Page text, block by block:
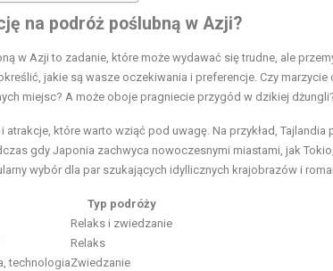
na podróż poślubną w Azji?
w Azji to zadanie, które może wydawać się trudne, ale
jakie są wasze oczekiwania i preferencje. Czy marzycie
miejsc? A może oboje pragniecie przygód w dzikiej
atrakcje, które warto wziąć pod uwagę. Na przykład,
gdy Japonia zachwyca nowoczesnymi miastami, jak
wybór dla par szukających idyllicznych krajobrazów i
Typ podróży
Relaks i zwiedzanie
Relaks
technologiaZwiedzanie